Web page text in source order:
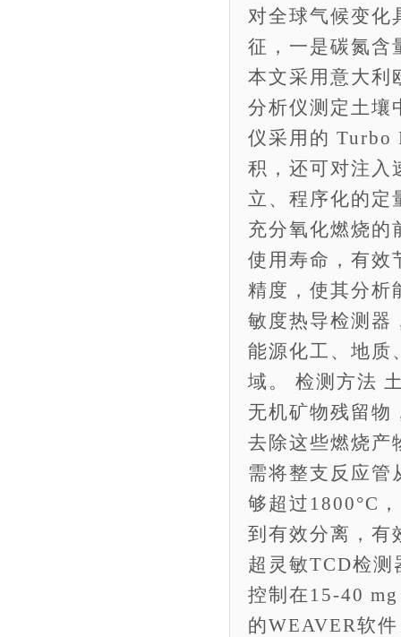
对全球气候变化
征，一是碳氮含
本文采用意大利
分析仪测定土壤
仪采用的 Turbo
积，还可对注入
立、程序化的定
充分氧化燃烧的
使用寿命，有效
精度，使其分析
敏度热导检测器
能源化工、地质
域。 检测方法
无机矿物残留物
去除这些燃烧产
需将整支反应管
够超过1800°C
到有效分离，有
超灵敏TCD检
控制在15-40
的WEAVER软